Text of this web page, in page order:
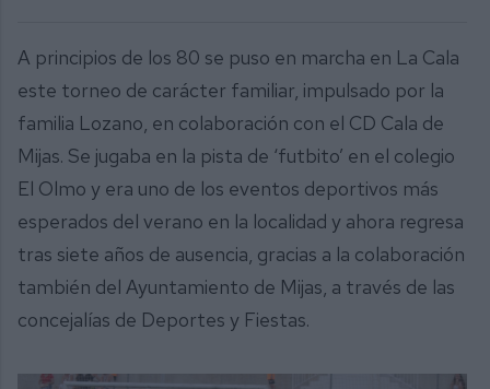
A principios de los 80 se puso en marcha en La Cala
este torneo de carácter familiar, impulsado por la
familia Lozano, en colaboración con el CD Cala de
Mijas. Se jugaba en la pista de ‘futbito’ en el colegio
El Olmo y era uno de los eventos deportivos más
esperados del verano en la localidad y ahora regresa
tras siete años de ausencia, gracias a la colaboración
también del Ayuntamiento de Mijas, a través de las
concejalías de Deportes y Fiestas.